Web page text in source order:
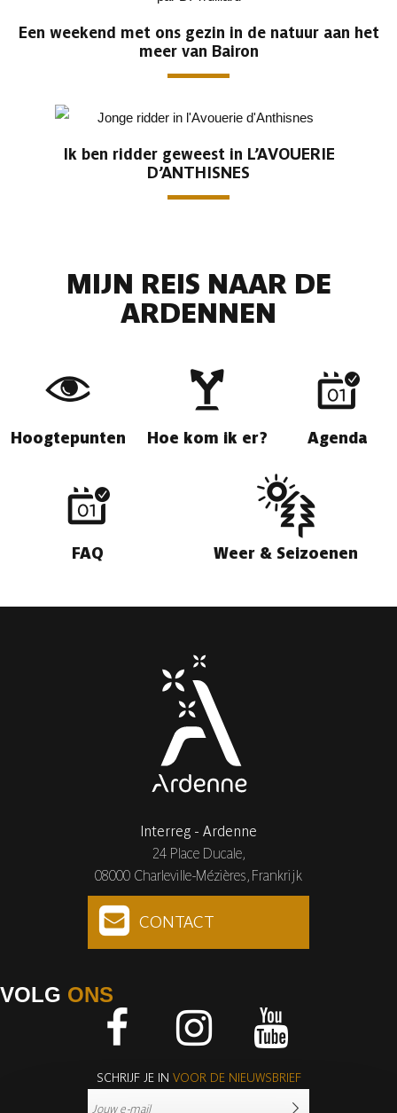
Een weekend met ons gezin in de natuur aan het
meer van Bairon
Ik ben ridder geweest in L’AVOUERIE
D’ANTHISNES
MIJN REIS NAAR DE
ARDENNEN
Hoogtepunten Hoe kom ik er? Agenda
FAQ Weer & Seizoenen
Interreg - Ardenne
24 Place Ducale,
08000 Charleville-Mézières, Frankrijk
CONTACT
VOLG ONS
SCHRIJF JE IN VOOR DE NIEUWSBRIEF